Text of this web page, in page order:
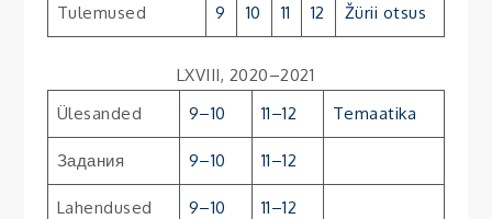
Tulemused 9 10 11 12 Žürii otsus
LXVIII, 2020–2021
Ülesanded
9–10 11–12 Temaatika
Задания 9–10 11–12
Lahendused 9–10 11–12